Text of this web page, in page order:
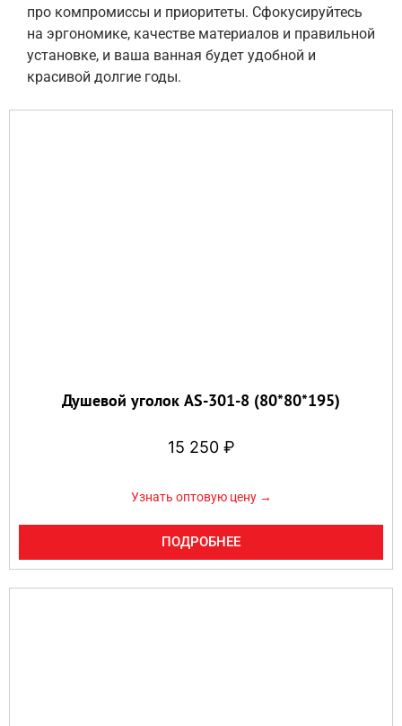
про компромиссы и приоритеты. Сфокусируйтесь
на эргономике, качестве материалов и правильной
установке, и ваша ванная будет удобной и
красивой долгие годы.
Душевой уголок AS-301-8 (80*80*195)
15 250 ₽
Узнать оптовую цену →
ПОДРОБНЕЕ